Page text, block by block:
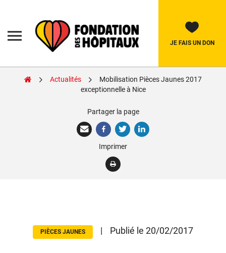
des
Hôpitaux
JE FAIS UN DON
Nous soutenir
Actualités
Mobilisation Pièces Jaunes 2017
exceptionnelle à Nice
Partager la page
Imprimer
PIÈCES JAUNES | Publié le 20/02/2017